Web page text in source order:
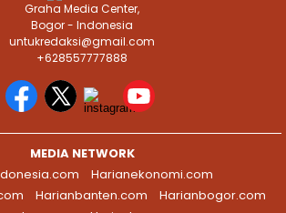
Graha Media Center,
Bogor - Indonesia
untukredaksi@gmail.com
+628557777888
MEDIA NETWORK
Harianekonomi.com
Harianbanten.com
Harianbogor.com